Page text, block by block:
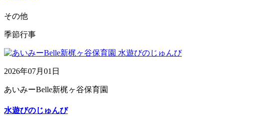
その他
季節行事
2026年07月01日
あいみーBelle新梶ヶ谷保育園
水遊びのじゅんび